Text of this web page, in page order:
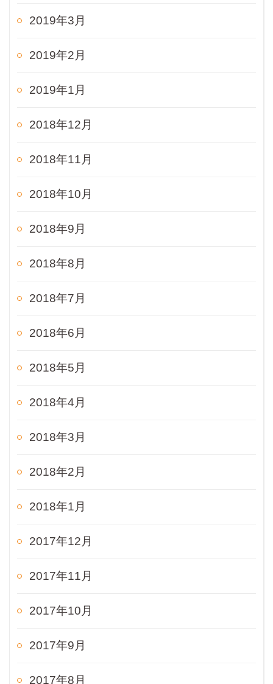
2019年3月
2019年2月
2019年1月
2018年12月
2018年11月
2018年10月
2018年9月
2018年8月
2018年7月
2018年6月
2018年5月
2018年4月
2018年3月
2018年2月
2018年1月
2017年12月
2017年11月
2017年10月
2017年9月
2017年8月